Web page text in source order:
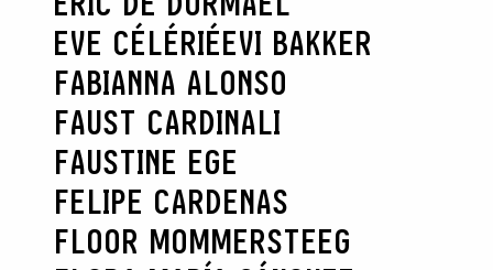
EVE CÉLÉRIÉEVI BAKKER
FABIANNA ALONSO
FAUST CARDINALI
FAUSTINE EGE
FELIPE CARDENAS
FLOOR MOMMERSTEEG